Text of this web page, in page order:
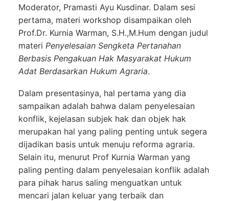
Moderator, Pramasti Ayu Kusdinar. Dalam sesi
pertama, materi workshop disampaikan oleh
Prof.Dr. Kurnia Warman, S.H.,M.Hum dengan judul
materi Penyelesaian Sengketa Pertanahan
Berbasis Pengakuan Hak Masyarakat Hukum
Adat Berdasarkan Hukum Agraria.
Dalam presentasinya, hal pertama yang dia
sampaikan adalah bahwa dalam penyelesaian
konflik, kejelasan subjek hak dan objek hak
merupakan hal yang paling penting untuk segera
dijadikan basis untuk menuju reforma agraria.
Selain itu, menurut Prof Kurnia Warman yang
paling penting dalam penyelesaian konflik adalah
para pihak harus saling menguatkan untuk
mencari jalan keluar yang terbaik dan